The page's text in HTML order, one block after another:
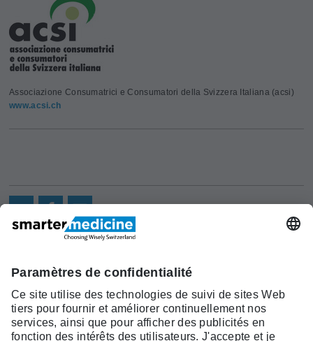
Associazione Consumatrici e Consumatori della Svizzera Italiana (acsi)
www.acsi.ch
smarter
medicine?
Liste Top 5
Recherche
Contact
c/o Société Suisse de Médécine
Interne Générale
Monbijoustrasse 43, Case postale,
3001 Berne
Tél. +41 31 370 40 00, Fax +41 31